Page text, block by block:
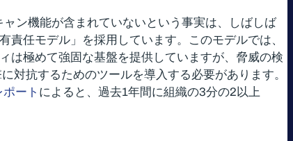
ン機能が含まれていないという事実は、しばしば
任モデル」を採用しています。このモデルでは、
は極めて強固な基盤を提供していますが、脅威の検
対抗するためのツールを導入する必要があります。
ポート によると、過去1年間に組織の3分の2以上